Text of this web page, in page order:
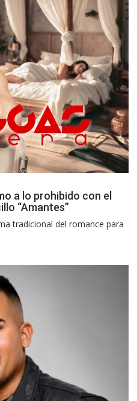
a lo prohibido con el
“Amantes”
tradicional del romance para